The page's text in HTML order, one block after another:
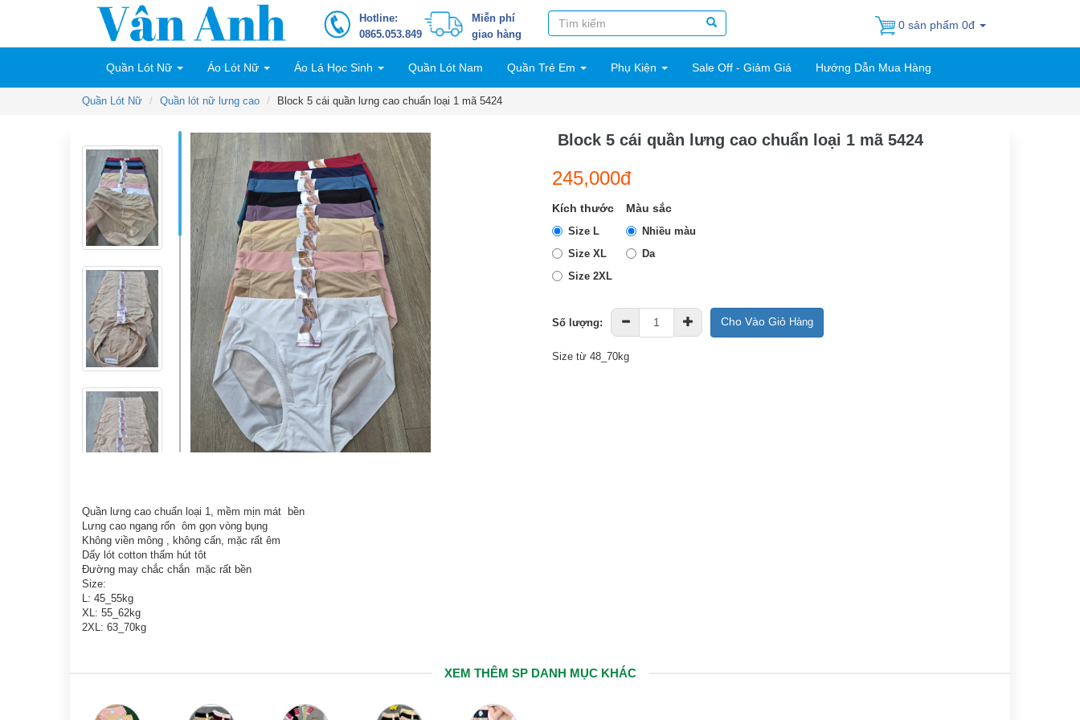
Hotline:
0865.053.849
Miễn phí
giao hàng
0 sản phẩm 0đ
Quần Lót Nữ Áo Lót Nữ Áo Lá Học Sinh Quần Lót Nam Quần Trẻ Em Phụ Kiện Sale Off - Giảm Giá Hướng Dẫn Mua Hàng
Quần Lót Nữ Quần lót nữ lưng cao Block 5 cái quần lưng cao chuẩn loại 1 mã 5424
Block 5 cái quần lưng cao chuẩn loại 1 mã 5424
245,000đ
Kích thước
Size L
Size XL
Size 2XL
Màu sắc
Nhiều màu
Da
Số lượng: Cho Vào Giỏ Hàng
Size từ 48_70kg
Quần lưng cao chuẩn loại 1, mềm mịn mát bền
Lưng cao ngang rốn ôm gọn vòng bụng
Không viền mông , không cấn, mặc rất êm
Dấy lót cotton thấm hút tôt
Đường may chắc chắn mặc rất bền
Size:
L: 45_55kg
XL: 55_62kg
2XL: 63_70kg
XEM THÊM SP DANH MỤC KHÁC